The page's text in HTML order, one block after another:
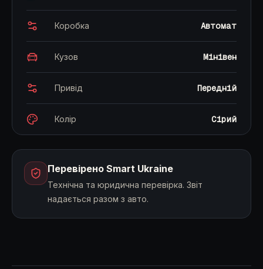
Перший внесок
$2,088
Сума фінансування
$6,263
Ставка
2% / міс.
Отримати консультацію
Коробка Автомат
Кузов Мінівен
Привід Передній
Колір Сірий
Перевірено Smart Ukraine
Технічна та юридична перевірка. Звіт
надається разом з авто.